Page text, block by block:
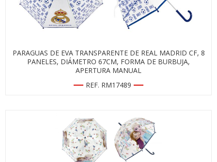
PARAGUAS DE EVA TRANSPARENTE DE REAL MADRID CF, 8
PANELES, DIÁMETRO 67CM, FORMA DE BURBUJA,
APERTURA MANUAL
REF. RM17489